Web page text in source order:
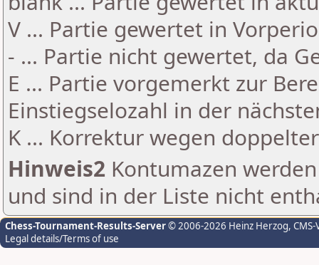
V ... Partie gewertet in
- ... Partie nicht gewertet, da
E ... Partie vorgemerkt zur
Einstiegselozahl in der
K ... Korrektur wegen
Hinweis2 Kontumazen
und sind in der Liste nicht
Chess-Tournament-Results-Server© 2006-2026 Heinz Herzog,
Legal details/Terms of use